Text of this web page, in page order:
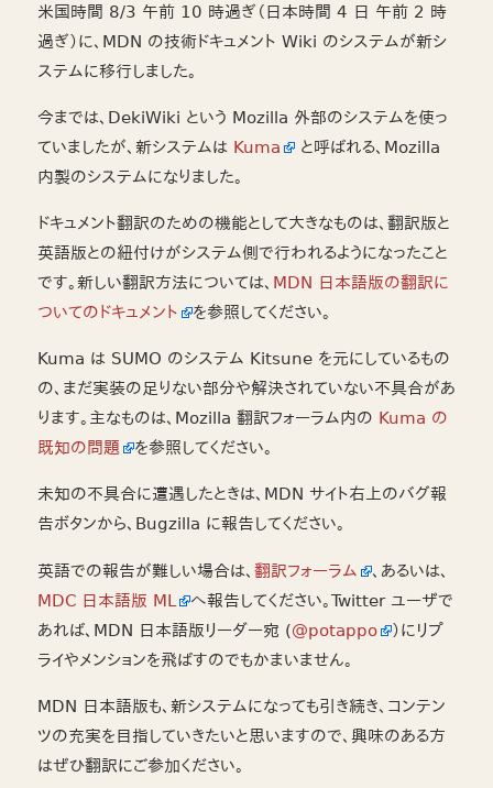
米国時間 8/3 午前 10 時過ぎ（日本時間 4 日 午前 2 時
過ぎ）に、MDN の技術ドキュメント Wiki のシステムが新シ
ステムに移行しました。
今までは、DekiWiki という Mozilla 外部のシステムを使っ
ていましたが、新システムは Kuma
と呼ばれる、Mozilla
内製のシステムになりました。
ドキュメント翻訳のための機能として大きなものは、翻訳版と
英語版との紐付けがシステム側で行われるようになったこと
です。新しい翻訳方法については、 MDN 日本語版の翻訳に
ついてのドキュメント
を参照してください。
Kuma は SUMO のシステム Kitsune を元にしているもの
の、まだ実装の足りない部分や解決されていない不具合があ
ります。主なものは、Mozilla 翻訳フォーラム内の Kuma の
既知の問題
を参照してください。
未知の不具合に遭遇したときは、MDN サイト右上のバグ報
告ボタンから、Bugzilla に報告してください。
英語での報告が難しい場合は、 翻訳フォーラム
、あるいは、
MDC 日本語版 ML
へ報告してください。Twitter ユーザで
あれば、MDN 日本語版リーダー宛 (@potappo
）にリプ
ライやメンションを飛ばすのでもかまいません。
MDN 日本語版も、新システムになっても引き続き、コンテン
ツの充実を目指していきたいと思いますので、興味のある方
はぜひ翻訳にご参加ください。